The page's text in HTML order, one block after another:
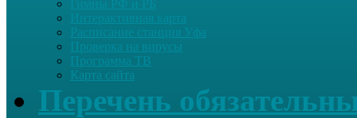
Гимны РФ и РБ
Интерактивная карта
Расписание станция Уфа
Проверка на вирусы
Программа ТВ
Карта сайта
Перечень